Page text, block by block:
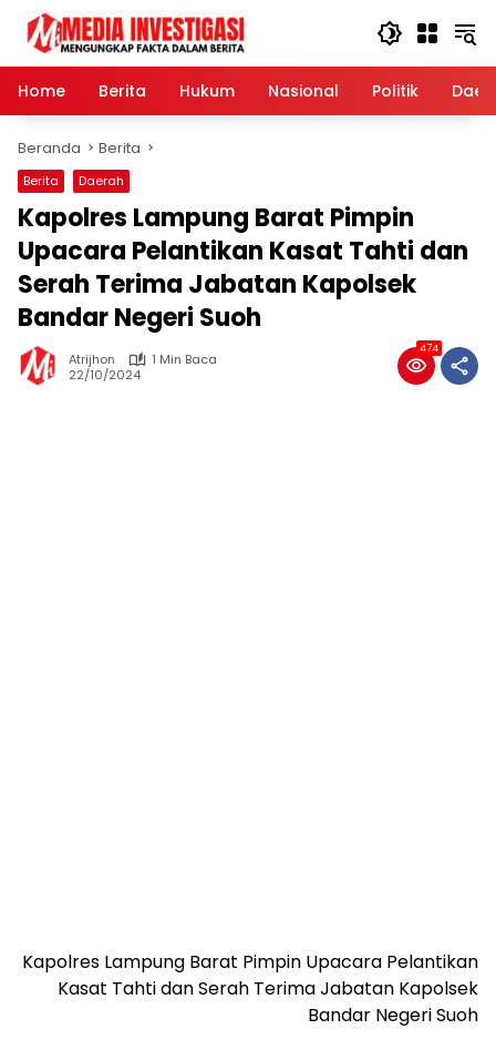
Langsung
konten
Home
Berita Hukum Nasional Politik
Beranda Berita
Berita Daerah
Kapolres Lampung Barat Pimpin
Upacara Pelantikan Kasat Tahti dan
Serah Terima Jabatan Kapolsek
Bandar Negeri Suoh
Atrijhon
1 Min Baca
22/10/2024
474
Kapolres Lampung Barat Pimpin Upacara Pelantikan
Kasat Tahti dan Serah Terima Jabatan Kapolsek
Bandar Negeri Suoh